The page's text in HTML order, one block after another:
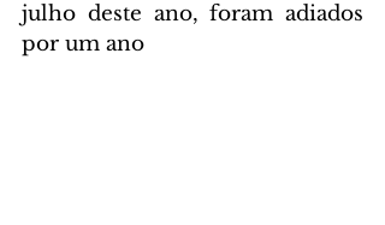
julho deste ano, foram adiados
por um ano